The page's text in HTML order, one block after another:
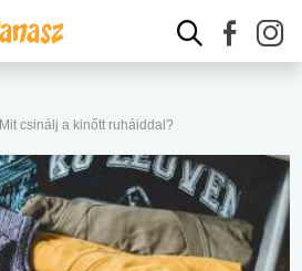
Mit csinálj a kinőtt ruháiddal?